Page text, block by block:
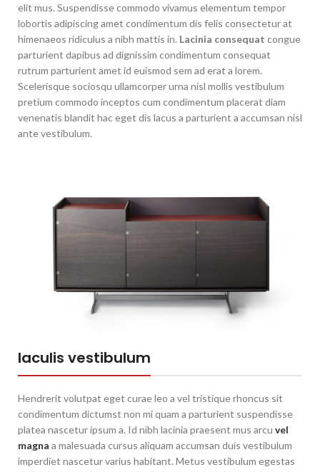
elit mus. Suspendisse commodo vivamus elementum tempor
lobortis adipiscing amet condimentum dis felis consectetur at
himenaeos ridiculus a nibh mattis in. Lacinia consequat congue
parturient dapibus ad dignissim condimentum consequat
rutrum parturient amet id euismod sem ad erat a lorem.
Scelerisque sociosqu ullamcorper urna nisl mollis vestibulum
pretium commodo inceptos cum condimentum placerat diam
venenatis blandit hac eget dis lacus a parturient a accumsan nisl
ante vestibulum.
Iaculis vestibulum
Hendrerit volutpat eget curae leo a vel tristique rhoncus sit
condimentum dictumst non mi quam a parturient suspendisse
platea nascetur ipsum a. Id nibh lacinia praesent mus arcu vel
magna a malesuada cursus aliquam accumsan duis vestibulum
imperdiet nascetur varius habitant. Metus vestibulum egestas